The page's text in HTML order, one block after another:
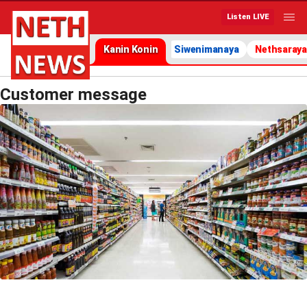
Listen LIVE
Kanin Konin Siwenimanaya Nethsaraya
Customer message